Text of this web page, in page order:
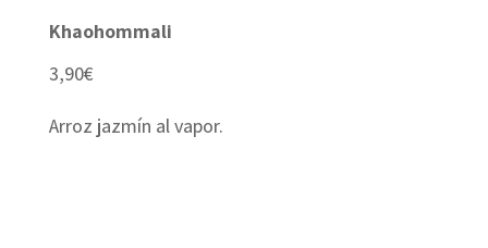
Khaohommali
3,90€
Arroz jazmín al vapor.